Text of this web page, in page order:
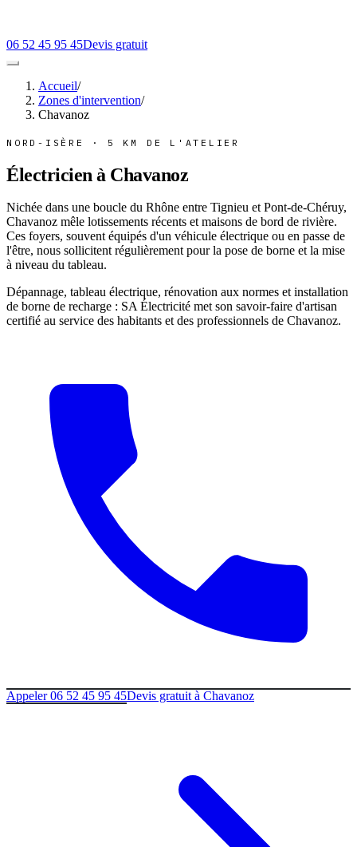
06 52 45 95 45Devis gratuit
Accueil/
Zones d'intervention/
Chavanoz
NORD-ISÈRE · 5 KM DE L'ATELIER
Électricien à Chavanoz
Nichée dans une boucle du Rhône entre Tignieu et Pont-de-Chéruy,
Chavanoz mêle lotissements récents et maisons de bord de rivière.
Ces foyers, souvent équipés d'un véhicule électrique ou en passe de
l'être, nous sollicitent régulièrement pour la pose de borne et la mise
à niveau du tableau.
Dépannage, tableau électrique, rénovation aux normes et installation
de borne de recharge : SA Électricité met son savoir-faire d'artisan
certifié au service des habitants et des professionnels de Chavanoz.
Appeler 06 52 45 95 45Devis gratuit à Chavanoz